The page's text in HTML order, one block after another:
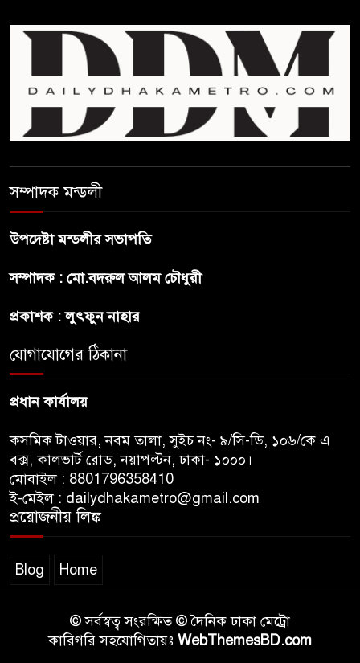
পুড়ে নওগাঁরই ১০ জনের মৃত্যু
রাষ্ট্রপতি নির্বাচন ও বৈশ্বিক চ্যালেঞ্জ
মোকাবেলা
সম্পাদক মন্ডলী
উপদেষ্টা মন্ডলীর সভাপতি
সম্পাদক : মো.বদরুল আলম চৌধুরী
প্রকাশক : লুৎফুন নাহার
যোগাযোগের ঠিকানা
প্রধান কার্যালয়
কসমিক টাওয়ার, নবম তালা, সুইচ নং- ৯/সি-ডি, ১০৬/কে এ
বক্স, কালভার্ট রোড, নয়াপল্টন, ঢাকা- ১০০০।
মোবাইল : 8801796358410
ই-মেইল : dailydhakametro@gmail.com
প্রয়োজনীয় লিঙ্ক
Blog Home
© সর্বস্বত্ব সংরক্ষিত © দৈনিক ঢাকা মেট্রো
কারিগরি সহযোগিতায়ঃ WebThemesBD.com